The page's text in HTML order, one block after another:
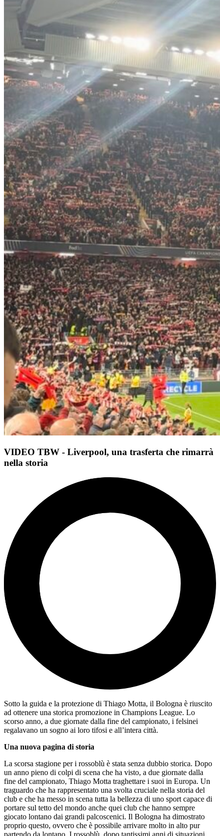
VIDEO TBW - Liverpool, una trasferta che rimarrà
nella storia
Sotto la guida e la protezione di Thiago Motta, il Bologna è riuscito
ad ottenere una storica promozione in Champions League. Lo
scorso anno, a due giornate dalla fine del campionato, i felsinei
regalavano un sogno ai loro tifosi e all’intera città.
Una nuova pagina di storia
La scorsa stagione per i rossoblù è stata senza dubbio storica. Dopo
un anno pieno di colpi di scena che ha visto, a due giornate dalla
fine del campionato, Thiago Motta traghettare i suoi in Europa. Un
traguardo che ha rappresentato una svolta cruciale nella storia del
club e che ha messo in scena tutta la bellezza di uno sport capace di
portare sul tetto del mondo anche quei club che hanno sempre
giocato lontano dai grandi palcoscenici. Il Bologna ha dimostrato
proprio questo, ovvero che è possibile arrivare molto in alto pur